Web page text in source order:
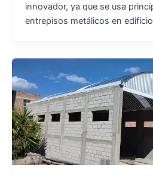
innovador, ya que se usa
entrepisos metálicos en